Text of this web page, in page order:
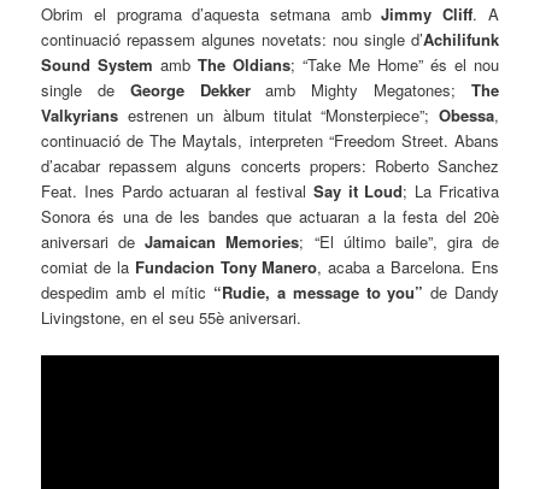
Obrim el programa d’aquesta setmana ambJimmy Cliff. A
continuació repassem algunes novetats: nou single d’Achilifunk
Sound System ambThe Oldians; “Take Me Home” és el nou
single de George Dekkeramb Mighty Megatones; The
Valkyrians estrenen un àlbum titulat “Monsterpiece”; Obessa,
continuació de The Maytals, interpreten “Freedom Street. Abans
d’acabar repassem alguns concerts propers: Roberto Sanchez
Feat. Ines Pardo actuaran al festival Say it Loud; La Fricativa
Sonora és una de les bandes que actuaran a la festa del 20è
aniversari deJamaican Memories; “El último baile”, gira de
comiat de la Fundacion Tony Manero, acaba a Barcelona. Ens
despedim amb el mític “Rudie, a message to you” de Dandy
Livingstone, en el seu 55è aniversari.